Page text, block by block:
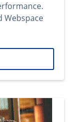
Webspace